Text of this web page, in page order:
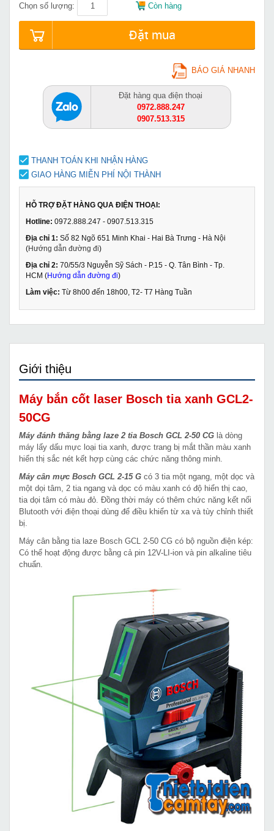
Chọn số lượng: Còn hàng
Đặt mua
BÁO GIÁ NHANH
Đặt hàng qua điện thoại
0972.888.247
0907.513.315
THANH TOÁN KHI NHẬN HÀNG
GIAO HÀNG MIỄN PHÍ NỘI THÀNH
HỖ TRỢ ĐẶT HÀNG QUA ĐIỆN THOẠI:
Hotline: 0972.888.247 - 0907.513.315
Địa chỉ 1: Số 82 Ngõ 651 Minh Khai - Hai Bà Trưng - Hà Nội
(Hướng dẫn đường đi)
Địa chỉ 2: 70/55/3 Nguyễn Sỹ Sách - P.15 - Q. Tân Bình - Tp.
HCM (Hướng dẫn đường đi)
Làm việc: Từ 8h00 đến 18h00, T2- T7 Hàng Tuần
Giới thiệu
Máy bắn cốt laser Bosch tia xanh GCL2-
50CG
Máy đánh thăng bằng laze 2 tia Bosch GCL 2-50 CG là dòng
máy lấy dấu mực loại tia xanh, được trang bị mắt thần màu xanh
hiển thị sắc nét kết hợp cùng các chức năng thông minh.
Máy cân mực Bosch GCL 2-15 G có 3 tia một ngang, một dọc và
một dọi tâm, 2 tia ngang và dọc có màu xanh có độ hiển thị cao,
tia dọi tâm có màu đỏ. Đồng thời máy có thêm chức năng kết nối
Blutooth với điện thoại dùng để điều khiển từ xa và tùy chỉnh thiết
bị.
Máy cân bằng tia laze Bosch GCL 2-50 CG có bộ nguồn điện kép:
Có thể hoạt động được bằng cả pin 12V-LI-ion và pin alkaline tiêu
chuẩn.